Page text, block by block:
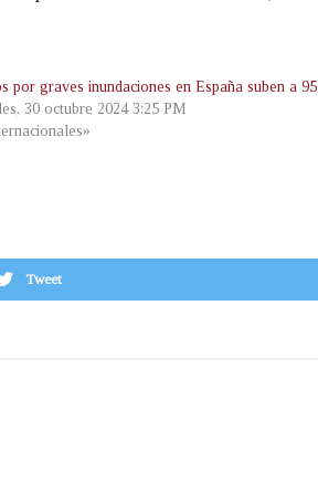
por graves inundaciones en España suben a 95
30 octubre 2024 3:25 PM
Tweet